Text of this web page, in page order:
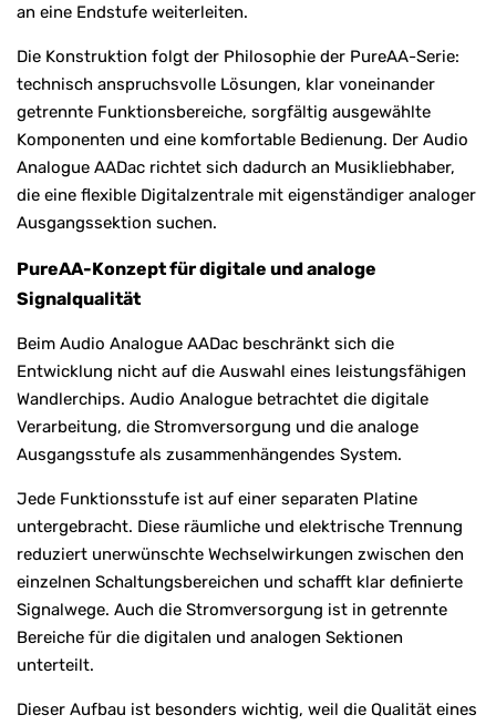
an eine Endstufe weiterleiten.
Die Konstruktion folgt der Philosophie der PureAA-Serie:
technisch anspruchsvolle Lösungen, klar voneinander
getrennte Funktionsbereiche, sorgfältig ausgewählte
Komponenten und eine komfortable Bedienung. Der Audio
Analogue AADac richtet sich dadurch an Musikliebhaber,
die eine flexible Digitalzentrale mit eigenständiger analoger
Ausgangssektion suchen.
PureAA-Konzept für digitale und analoge
Signalqualität
Beim Audio Analogue AADac beschränkt sich die
Entwicklung nicht auf die Auswahl eines leistungsfähigen
Wandlerchips. Audio Analogue betrachtet die digitale
Verarbeitung, die Stromversorgung und die analoge
Ausgangsstufe als zusammenhängendes System.
Jede Funktionsstufe ist auf einer separaten Platine
untergebracht. Diese räumliche und elektrische Trennung
reduziert unerwünschte Wechselwirkungen zwischen den
einzelnen Schaltungsbereichen und schafft klar definierte
Signalwege. Auch die Stromversorgung ist in getrennte
Bereiche für die digitalen und analogen Sektionen
unterteilt.
Dieser Aufbau ist besonders wichtig, weil die Qualität eines